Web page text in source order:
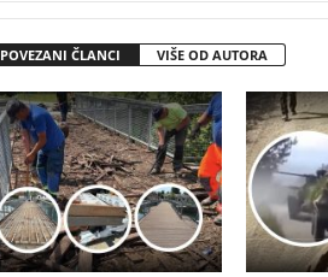
POVEZANI ČLANCI VIŠE OD AUTORA